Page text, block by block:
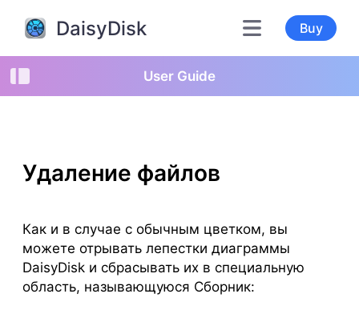
DaisyDisk Buy
User Guide
Удаление файлов
Как и в случае с обычным цветком, вы
можете отрывать лепестки диаграммы
DaisyDisk и сбрасывать их в специальную
область, называющуюся Сборник: